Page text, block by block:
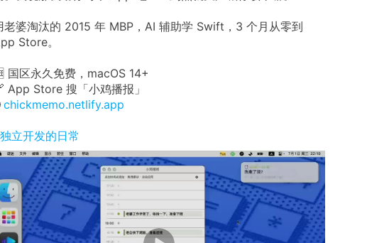
老婆淘汰的 2015 年 MBP，AI 辅助学 Swift，3 个月从零到
Store。
国区永久免费，macOS 14+
App Store 搜「小鸡播报」
chickmemo.netlify.app
立开发的日常